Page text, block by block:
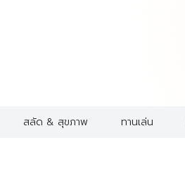
สลัด & สุขภาพ ทานเล่น